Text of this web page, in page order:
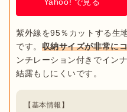
Yahoo! で見る
紫外線を95％カットする生
です。 収納サイズが非常に
ンチレーション付きでイン